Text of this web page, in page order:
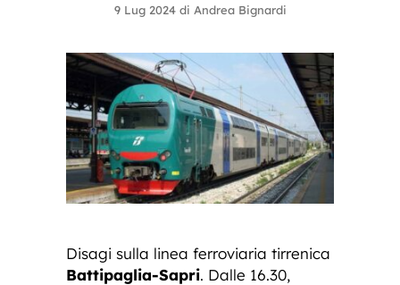
9 Lug 2024 di Andrea Bignardi
Disagi sulla linea ferroviaria tirrenica
Battipaglia-Sapri. Dalle 16.30,